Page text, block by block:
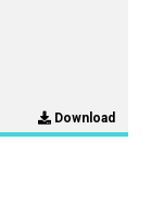
Download